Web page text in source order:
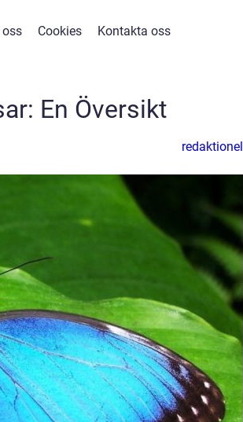
oss Cookies Kontakta oss
En Översikt
redaktionel